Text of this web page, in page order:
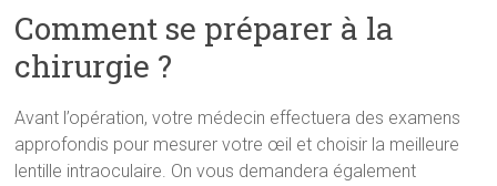
Comment se préparer à la
chirurgie ?
Avant l’opération, votre médecin effectuera des examens
approfondis pour mesurer votre œil et choisir la meilleure
lentille intraoculaire. On vous demandera également